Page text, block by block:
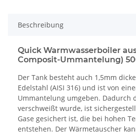
Beschreibung
Quick Warmwasserboiler
Composit-Ummantelung)
Der Tank besteht auch 1,5mm
Edelstahl (AISI 316) und ist von
Ummantelung umgeben. Dadurch
verschweißt wurde, ist
Gase gesichert ist, die bei hohen
entstehen. Der Wärmetauscher